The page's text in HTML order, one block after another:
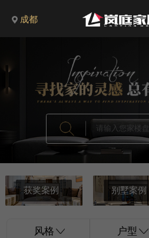
成都
获奖案例 别墅案例
风格 户型